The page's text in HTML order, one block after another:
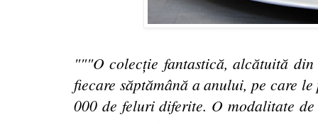
"""O colecție fantastică, alcătuită
fiecare săptămână a anului, pe care
000 de feluri diferite. O modalitate